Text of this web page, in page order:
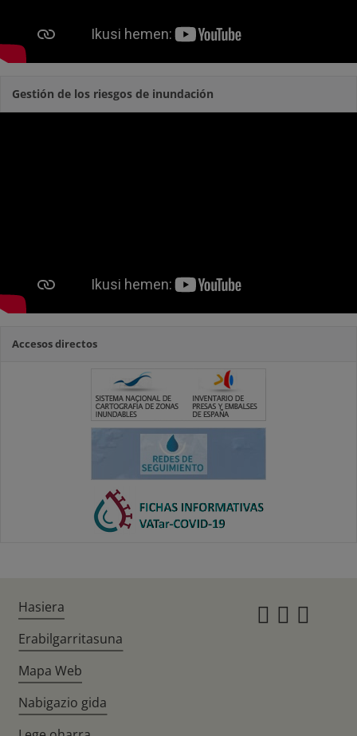
Gestión de los riesgos de inundación
Accesos directos
Hasiera
Erabilgarritasuna
Mapa Web
Nabigazio gida